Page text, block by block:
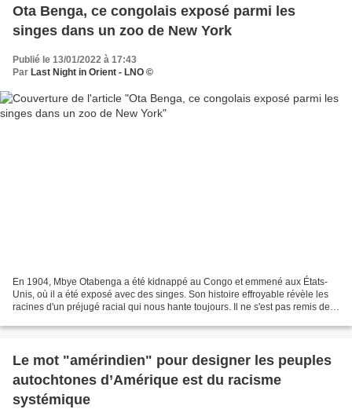
Ota Benga, ce congolais exposé parmi les
singes dans un zoo de New York
Publié le 13/01/2022 à 17:43
Par Last Night in Orient - LNO ©
En 1904, Mbye Otabenga a été kidnappé au Congo et emmené aux États-
Unis, où il a été exposé avec des singes. Son histoire effroyable révèle les
racines d'un préjugé racial qui nous hante toujours. Il ne s'est pas remis de
Le mot "amérindien" pour designer les peuples
autochtones d’Amérique est du racisme
systémique